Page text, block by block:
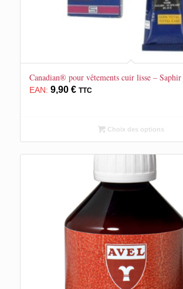
Canadian® pour vêtements cuir lisse – Saphir
EAN: 9,90 € TTC
Choix des options